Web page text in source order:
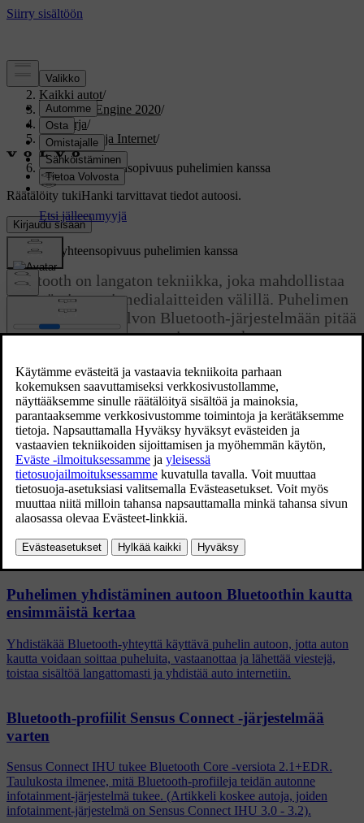
Tuki/
Kaikki autot/
V60 Twin Engine 2020/
Ohjekirja/
Ääni, media ja Internet/
Puhelin/
Bluetooth-yhteensopivuus puhelimien kanssa
Räätälöity tukiHanki tarvittavat tiedot autoosi.
Kirjaudu sisään
Päivitetty 19.03.2020
Bluetooth-yhteensopivuus puhelimien kanssa
Bluetooth on langaton tekniikka, joka mahdollistaa
yhdistämisen eri medialaitteiden välillä. Puhelimen
yhdistämiseksi Volvon Bluetooth-järjestelmään pitää
puhelimen olla yhteensopiva auton kanssa.
Yhteensopivat puhelimet ja toiminnot
Kaikki puhelimet eivät ole yhteensopivia Volvon Bluetooth-
järjestelmän kanssa. Puhelimissa, jotka voidaan yhdistää Volvon
Bluetooth-järjestelmään, voi myös olla erilaisia toimintoja, ja kaikki
järjestelmän toiminnot eivät ole käytettävissä kaikissa puhelimissa.
Aiheeseen liittyvät artikkelit
Puhelimen yhdistäminen autoon Bluetoothin kautta
ensimmäistä kertaa
Yhdistäkää Bluetooth-yhteyttä käyttävä puhelin autoon, jotta auton
kautta voidaan soittaa puheluita, vastaanottaa ja lähettää viestejä,
toistaa sisältöä langattomasti ja yhdistää auto internetiin.
Bluetooth-profiilit Sensus Connect -järjestelmää
varten
Sensus Connect IHU tukee Bluetooth Core -versiota 2.1+EDR.
Taulukosta ilmenee, mitä Bluetooth-profiileja teidän autonne
infotainment-järjestelmä tukee. (Artikkeli koskee autoja, joiden
infotainment-järjestelmä on Sensus Connect IHU 3.0 - 3.2).